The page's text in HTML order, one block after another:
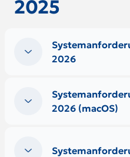
2025
2026
2026 (macOS)